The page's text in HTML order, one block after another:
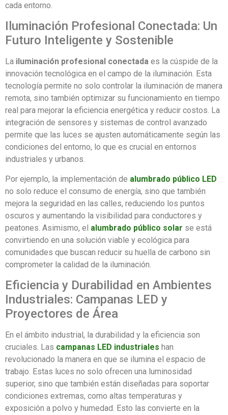
cada entorno.
Iluminación Profesional Conectada: Un
Futuro Inteligente y Sostenible
La iluminación profesional conectada es la cúspide de la
innovación tecnológica en el campo de la iluminación. Esta
tecnología permite no solo controlar la iluminación de manera
remota, sino también optimizar su funcionamiento en tiempo
real para mejorar la eficiencia energética y reducir costos. La
integración de sensores y sistemas de control avanzado
permite que las luces se ajusten automáticamente según las
condiciones del entorno, lo que es crucial en entornos
industriales y urbanos.
Por ejemplo, la implementación de alumbrado público LED
no solo reduce el consumo de energía, sino que también
mejora la seguridad en las calles, reduciendo los puntos
oscuros y aumentando la visibilidad para conductores y
peatones. Asimismo, el alumbrado público solar se está
convirtiendo en una solución viable y ecológica para
comunidades que buscan reducir su huella de carbono sin
comprometer la calidad de la iluminación.
Eficiencia y Durabilidad en Ambientes
Industriales: Campanas LED y
Proyectores de Área
En el ámbito industrial, la durabilidad y la eficiencia son
cruciales. Las campanas LED industriales han
revolucionado la manera en que se ilumina el espacio de
trabajo. Estas luces no solo ofrecen una luminosidad
superior, sino que también están diseñadas para soportar
condiciones extremas, como altas temperaturas y
exposición a polvo y humedad. Esto las convierte en la